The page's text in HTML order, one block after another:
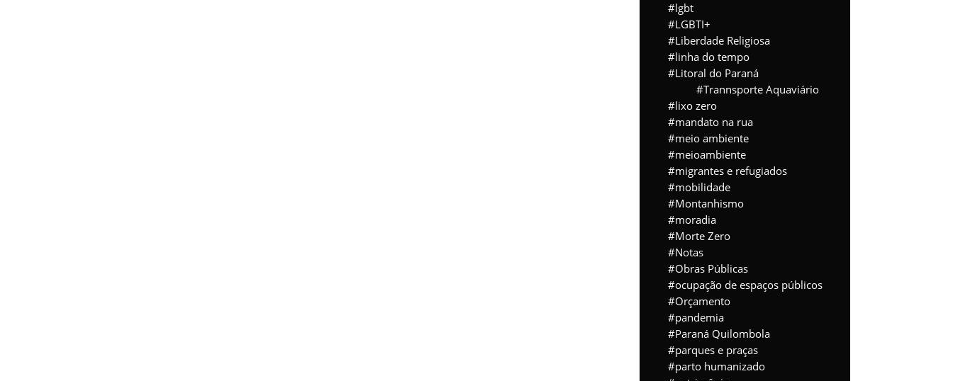
lgbt
LGBTI+
Liberdade Religiosa
linha do tempo
Litoral do Paraná
Trannsporte Aquaviário
lixo zero
mandato na rua
meio ambiente
meioambiente
migrantes e refugiados
mobilidade
Montanhismo
moradia
Morte Zero
Notas
Obras Públicas
ocupação de espaços públicos
Orçamento
pandemia
Paraná Quilombola
parques e praças
parto humanizado